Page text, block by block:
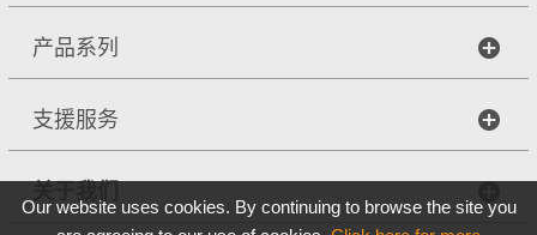
产品系列
支援服务
Our website uses cookies. By continuing to browse the site you